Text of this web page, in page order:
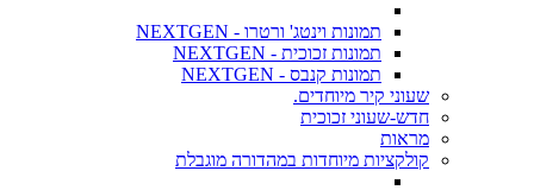
תמונות וינטג' ורטרו - NEXTGEN
תמונות זכוכית - NEXTGEN
תמונות קנבס - NEXTGEN
שעוני קיר מיוחדים.
חדש-שעוני זכוכית
מראות
קולקציות מיוחדות במהדורה מוגבלת